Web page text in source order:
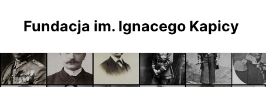
Fundacja im. Ignacego Kapicy